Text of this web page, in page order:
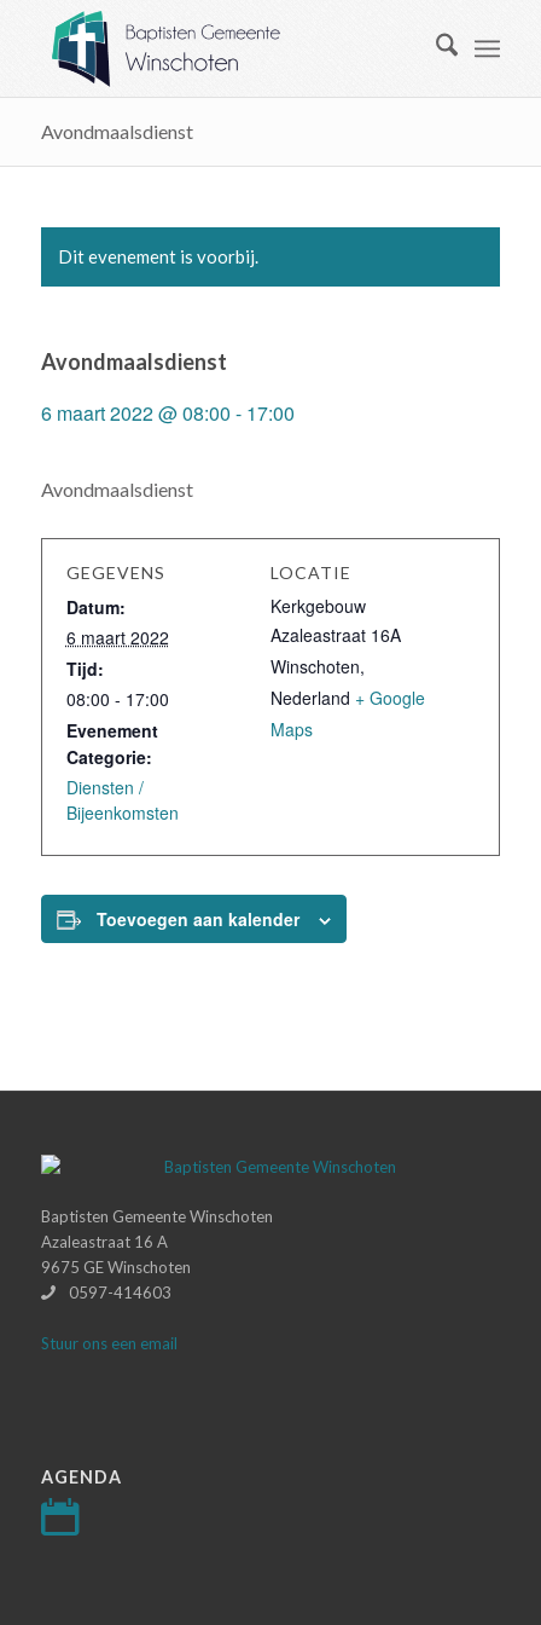
Avondmaalsdienst
Dit evenement is voorbij.
Avondmaalsdienst
6 maart 2022 @ 08:00 - 17:00
Avondmaalsdienst
GEGEVENS
Datum:
6 maart 2022
Tijd:
08:00 - 17:00
Evenement
Categorie:
Diensten /
Bijeenkomsten
LOCATIE
Kerkgebouw
Azaleastraat 16A
Winschoten,
Nederland + Google
Maps
Toevoegen aan kalender
Baptisten Gemeente Winschoten
Azaleastraat 16 A
9675 GE Winschoten
0597-414603
Stuur ons een email
AGENDA